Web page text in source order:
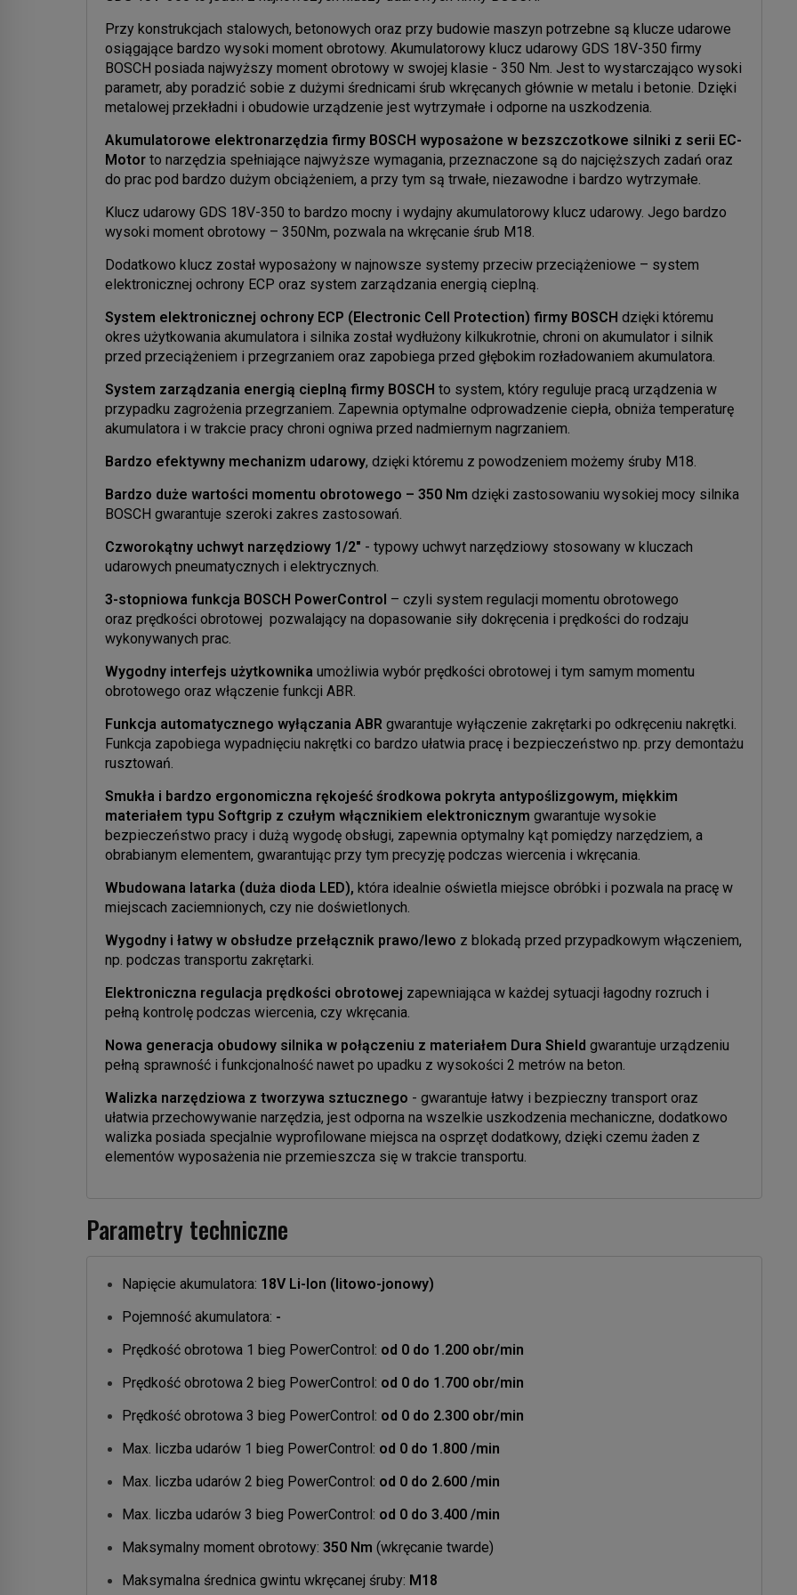
Przy konstrukcjach stalowych, betonowych oraz przy budowie maszyn potrzebne są klucze udarowe
osiągające bardzo wysoki moment obrotowy. Akumulatorowy klucz udarowy GDS 18V-350 firmy
BOSCH posiada najwyższy moment obrotowy w swojej klasie - 350 Nm. Jest to wystarczająco wysoki
parametr, aby poradzić sobie z dużymi średnicami śrub wkręcanych głównie w metalu i betonie. Dzięki
metalowej przekładni i obudowie urządzenie jest wytrzymałe i odporne na uszkodzenia.
Akumulatorowe elektronarzędzia firmy BOSCH wyposażone w bezszczotkowe silniki z serii EC-
Motor to narzędzia spełniające najwyższe wymagania, przeznaczone są do najcięższych zadań oraz
do prac pod bardzo dużym obciążeniem, a przy tym są trwałe, niezawodne i bardzo wytrzymałe.
Klucz udarowy GDS 18V-350 to bardzo mocny i wydajny akumulatorowy klucz udarowy. Jego bardzo
wysoki moment obrotowy – 350Nm, pozwala na wkręcanie śrub M18.
Dodatkowo klucz został wyposażony w najnowsze systemy przeciw przeciążeniowe – system
elektronicznej ochrony ECP oraz system zarządzania energią cieplną.
System elektronicznej ochrony ECP (Electronic Cell Protection) firmy BOSCH dzięki któremu
okres użytkowania akumulatora i silnika został wydłużony kilkukrotnie, chroni on akumulator i silnik
przed przeciążeniem i przegrzaniem oraz zapobiega przed głębokim rozładowaniem akumulatora.
System zarządzania energią cieplną firmy BOSCH to system, który reguluje pracą urządzenia w
przypadku zagrożenia przegrzaniem. Zapewnia optymalne odprowadzenie ciepła, obniża temperaturę
akumulatora i w trakcie pracy chroni ogniwa przed nadmiernym nagrzaniem.
Bardzo efektywny mechanizm udarowy, dzięki któremu z powodzeniem możemy śruby M18.
Bardzo duże wartości momentu obrotowego – 350 Nm dzięki zastosowaniu wysokiej mocy silnika
BOSCH gwarantuje szeroki zakres zastosowań.
Czworokątny uchwyt narzędziowy 1/2" - typowy uchwyt narzędziowy stosowany w kluczach
udarowych pneumatycznych i elektrycznych.
3-stopniowa funkcja BOSCH PowerControl – czyli system regulacji momentu obrotowego
oraz prędkości obrotowej pozwalający na dopasowanie siły dokręcenia i prędkości do rodzaju
wykonywanych prac.
Wygodny interfejs użytkownika umożliwia wybór prędkości obrotowej i tym samym momentu
obrotowego oraz włączenie funkcji ABR.
Funkcja automatycznego wyłączania ABR gwarantuje wyłączenie zakrętarki po odkręceniu nakrętki.
Funkcja zapobiega wypadnięciu nakrętki co bardzo ułatwia pracę i bezpieczeństwo np. przy demontażu
rusztowań.
Smukła i bardzo ergonomiczna rękojeść środkowa pokryta antypoślizgowym, miękkim
materiałem typu Softgrip z czułym włącznikiem elektronicznym gwarantuje wysokie
bezpieczeństwo pracy i dużą wygodę obsługi, zapewnia optymalny kąt pomiędzy narzędziem, a
obrabianym elementem, gwarantując przy tym precyzję podczas wiercenia i wkręcania.
Wbudowana latarka (duża dioda LED), która idealnie oświetla miejsce obróbki i pozwala na pracę w
miejscach zaciemnionych, czy nie doświetlonych.
Wygodny i łatwy w obsłudze przełącznik prawo/lewo z blokadą przed przypadkowym włączeniem,
np. podczas transportu zakrętarki.
Elektroniczna regulacja prędkości obrotowej zapewniająca w każdej sytuacji łagodny rozruch i
pełną kontrolę podczas wiercenia, czy wkręcania.
Nowa generacja obudowy silnika w połączeniu z materiałem Dura Shield gwarantuje urządzeniu
pełną sprawność i funkcjonalność nawet po upadku z wysokości 2 metrów na beton.
Walizka narzędziowa z tworzywa sztucznego - gwarantuje łatwy i bezpieczny transport oraz
ułatwia przechowywanie narzędzia, jest odporna na wszelkie uszkodzenia mechaniczne, dodatkowo
walizka posiada specjalnie wyprofilowane miejsca na osprzęt dodatkowy, dzięki czemu żaden z
elementów wyposażenia nie przemieszcza się w trakcie transportu.
Parametry techniczne
Napięcie akumulatora: 18V Li-Ion (litowo-jonowy)
Pojemność akumulatora: -
Prędkość obrotowa 1 bieg PowerControl: od 0 do 1.200 obr/min
Prędkość obrotowa 2 bieg PowerControl: od 0 do 1.700 obr/min
Prędkość obrotowa 3 bieg PowerControl: od 0 do 2.300 obr/min
Max. liczba udarów 1 bieg PowerControl: od 0 do 1.800 /min
Max. liczba udarów 2 bieg PowerControl: od 0 do 2.600 /min
Max. liczba udarów 3 bieg PowerControl: od 0 do 3.400 /min
Maksymalny moment obrotowy: 350 Nm (wkręcanie twarde)
Maksymalna średnica gwintu wkręcanej śruby: M18